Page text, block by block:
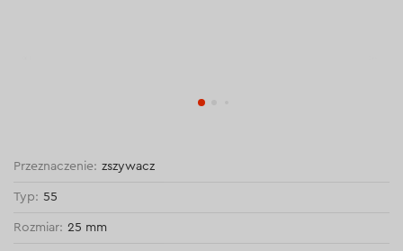
Przeznaczenie: zszywacz
Typ: 55
Rozmiar: 25 mm